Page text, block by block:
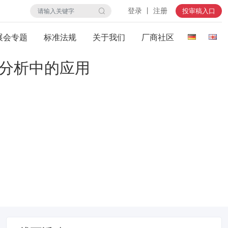
登录 丨 注册 投审稿入口
会专题 标准法规 关于我们 厂商社区
析中的应用